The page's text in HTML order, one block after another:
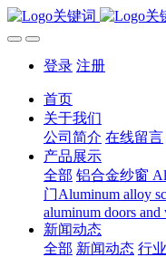
登录 注册
首页
关于我们
公司简介 在线留言
产品展示
全部 铝合金纱窗
门Aluminum alloy
aluminum doors
新闻动态
全部 新闻动态 行